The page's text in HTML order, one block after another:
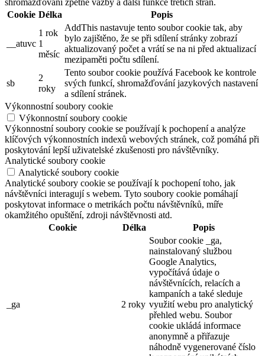
Cookie Délka Popis
__atuvc
1 rok
1
měsíc
AddThis nastavuje tento soubor cookie tak, aby
bylo zajištěno, že se při sdílení stránky zobrazí
aktualizovaný počet a vrátí se na ni před aktualizací
mezipaměti počtu sdílení.
sb
2
roky
Tento soubor cookie používá Facebook ke kontrole
svých funkcí, shromažďování jazykových nastavení
a sdílení stránek.
Výkonnostní soubory cookie
Výkonnostní soubory cookie
Výkonnostní soubory cookie se používají k pochopení a analýze
klíčových výkonnostních indexů webových stránek, což pomáhá při
poskytování lepší uživatelské zkušenosti pro návštěvníky.
Analytické soubory cookie
Analytické soubory cookie
Analytické soubory cookie se používají k pochopení toho, jak
návštěvníci interagují s webem. Tyto soubory cookie pomáhají
poskytovat informace o metrikách počtu návštěvníků, míře
okamžitého opuštění, zdroji návštěvnosti atd.
Cookie
Délka Popis
_ga 2 roky
Soubor cookie _ga,
nainstalovaný službou
Google Analytics,
vypočítává údaje o
návštěvnících, relacích a
kampaních a také sleduje
využití webu pro analytický
přehled webu. Soubor
cookie ukládá informace
anonymně a přiřazuje
náhodně vygenerované číslo